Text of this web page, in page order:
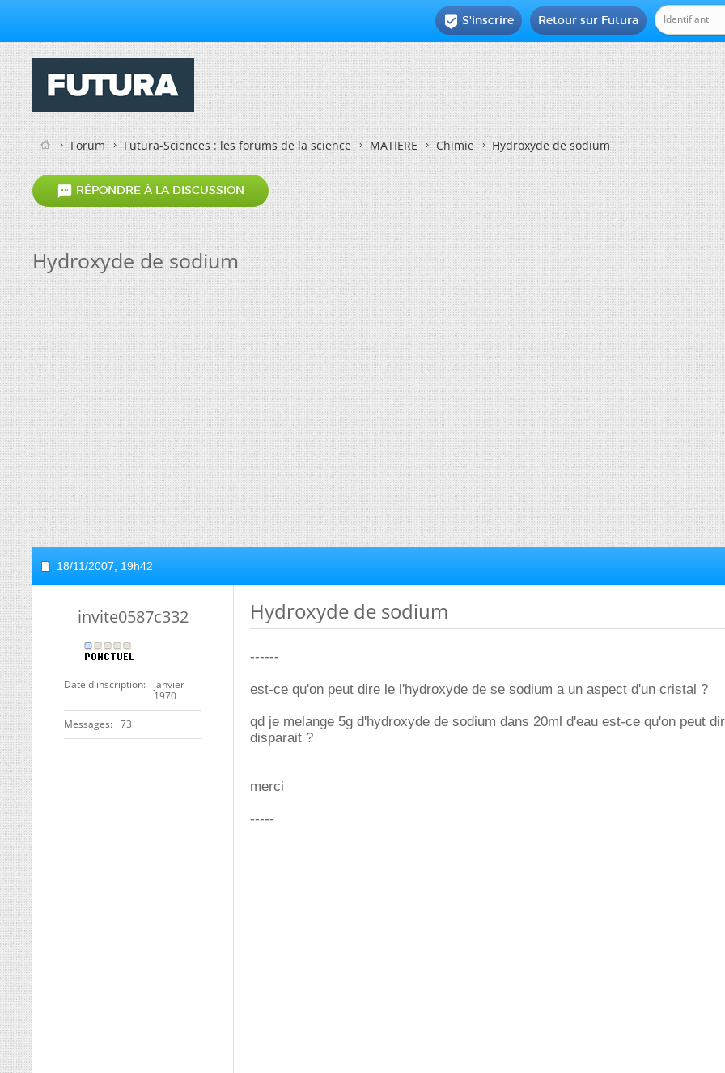
Retour sur Futura
 S'inscrire
Forum Futura-Sciences : les forums de la science MATIERE Chimie Hydroxyde de sodium
 RÉPONDRE À LA DISCUSSION
Hydroxyde de sodium
18/11/2007, 19h42
invite0587c332
Date d'inscription
janvier
1970
Messages 73
Hydroxyde de sodium
------
est-ce qu'on peut dire le l'hydroxyde de se sodium a un aspect d'un cristal ?
qd je melange 5g d'hydroxyde de sodium dans 20ml d'eau est-ce qu'on peut
disparait ?
merci
-----